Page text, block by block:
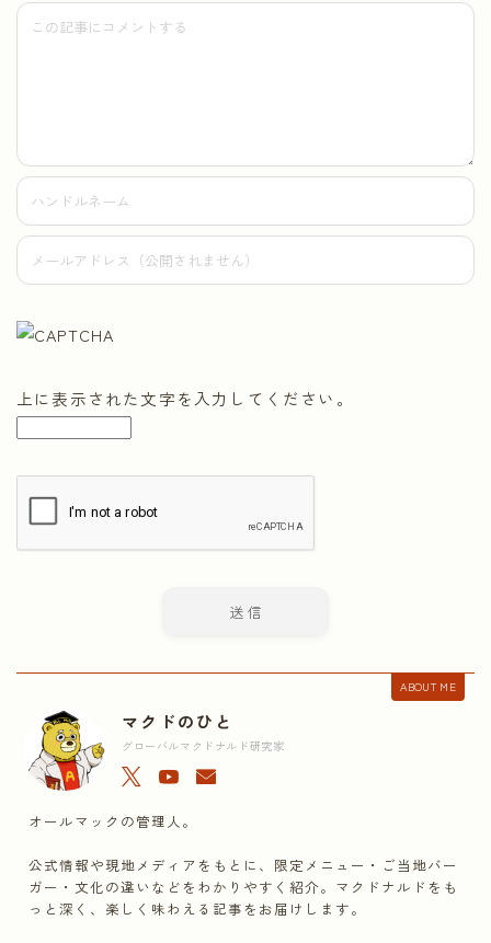
上に表示された文字を入力してください。
ABOUT ME
マクドのひと
グローバルマクドナルド研究家
オールマックの管理人。
公式情報や現地メディアをもとに、限定メニュー・ご当地バー
ガー・文化の違いなどをわかりやすく紹介。マクドナルドをも
っと深く、楽しく味わえる記事をお届けします。